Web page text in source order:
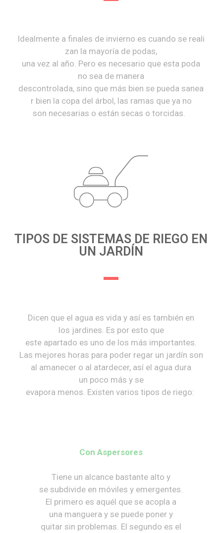
Idealmente a finales de invierno es cuando se reali
zan la mayoría de podas,
una vez al año. Pero es necesario que esta poda
no sea de manera
descontrolada, sino que más bien se pueda sanea
r bien la copa del árbol, las ramas que ya no
son necesarias o están secas o torcidas.
TIPOS DE SISTEMAS DE RIEGO EN
UN JARDÍN
Dicen que el agua es vida y así es también en
los jardines. Es por esto que
este apartado es uno de los más importantes.
Las mejores horas para poder regar un jardín son
al amanecer o al atardecer, así el agua dura
un poco más y se
evapora menos. Existen varios tipos de riego:
Con Aspersores
Tiene un alcance bastante alto y
se subdivide en móviles y emergentes.
El primero es aquél que se acopla a
una manguera y se puede poner y
quitar sin problemas. El segundo es el